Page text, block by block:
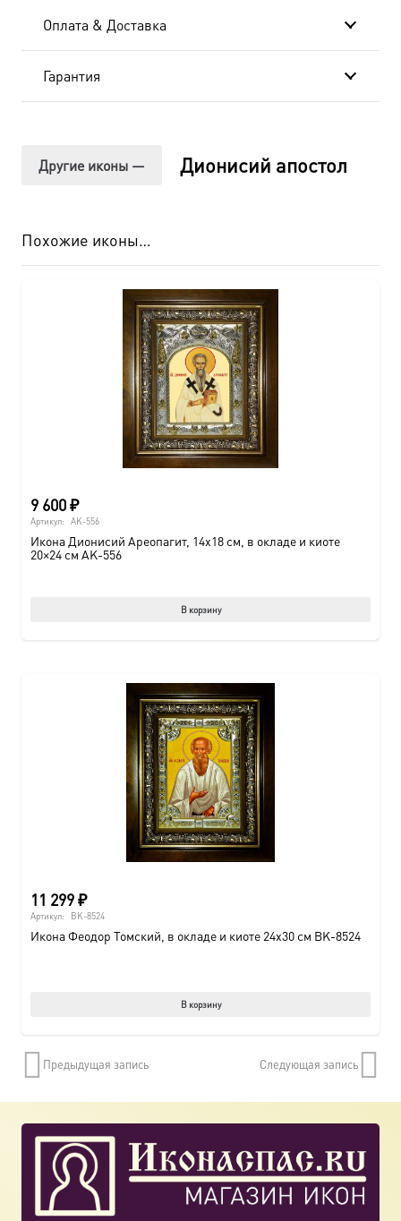
Оплата & Доставка
Гарантия
Другие иконы — Дионисий апостол
Похожие иконы…
9 600₽
Артикул: AK-556
Икона Дионисий Ареопагит, 14х18 см, в окладе и киоте
20×24 см AK-556
В корзину
11 299₽
Артикул: BK-8524
Икона Феодор Томский, в окладе и киоте 24х30 см BK-8524
В корзину
Предыдущая запись Следующая запись